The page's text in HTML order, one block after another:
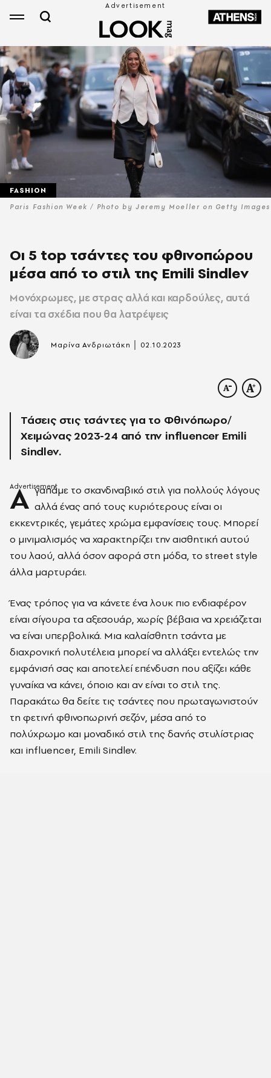
Paris Fashion Week / Photo by Jeremy Moeller on Getty Images
FASHION
Οι 5 top τσάντες του φθινοπώρου
μέσα από το στιλ της Emili Sindlev
Μονόχρωμες, με στρας αλλά και καρδούλες, αυτά
είναι τα σχέδια που θα λατρέψεις
Μαρίνα Ανδριωτάκη 02.10.2023
Τάσεις στις τσάντες για το Φθινόπωρο/
Χειμώνας 2023-24 από την influencer Emili
Sindlev.
Α γαπάμε το σκανδιναβικό στιλ για πολλούς λόγους
αλλά ένας από τους κυριότερους είναι οι
εκκεντρικές, γεμάτες χρώμα εμφανίσεις τους. Μπορεί
ο μινιμαλισμός να χαρακτηρίζει την αισθητική αυτού
του λαού, αλλά όσον αφορά στη μόδα, το street style
άλλα μαρτυράει.
Ένας τρόπος για να κάνετε ένα λουκ πιο ενδιαφέρον
είναι σίγουρα τα αξεσουάρ, χωρίς βέβαια να χρειάζεται
να είναι υπερβολικά. Μια καλαίσθητη τσάντα με
διαχρονική πολυτέλεια μπορεί να αλλάξει εντελώς την
εμφάνισή σας και αποτελεί επένδυση που αξίζει κάθε
γυναίκα να κάνει, όποιο και αν είναι το στιλ της.
Παρακάτω θα δείτε τις τσάντες που πρωταγωνιστούν
τη φετινή φθινοπωρινή σεζόν, μέσα από το
πολύχρωμο και μοναδικό στιλ της δανής στυλίστριας
και influencer, Emili Sindlev.